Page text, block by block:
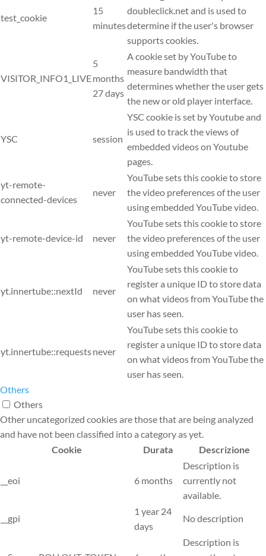
test_cookie
15
minutes
doubleclick.net and is used to
determine if the user's browser
supports cookies.
VISITOR_INFO1_LIVE
5
months
27 days
A cookie set by YouTube to
measure bandwidth that
determines whether the user gets
the new or old player interface.
YSC session
YSC cookie is set by Youtube and
is used to track the views of
embedded videos on Youtube
pages.
yt-remote-
connected-devices
never
YouTube sets this cookie to store
the video preferences of the user
using embedded YouTube video.
yt-remote-device-id never
YouTube sets this cookie to store
the video preferences of the user
using embedded YouTube video.
yt.innertube::nextId never
YouTube sets this cookie to
register a unique ID to store data
on what videos from YouTube the
user has seen.
yt.innertube::requestsnever
YouTube sets this cookie to
register a unique ID to store data
on what videos from YouTube the
user has seen.
Others
Others
Other uncategorized cookies are those that are being analyzed
and have not been classified into a category as yet.
Cookie
Durata Descrizione
__eoi 6 months
Description is
currently not
available.
__gpi
1 year 24
days
No description
Description is